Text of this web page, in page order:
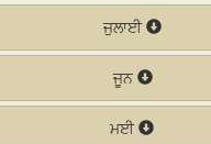
ਜੁਲਾਈ
ਜੂਨ
ਮਈ